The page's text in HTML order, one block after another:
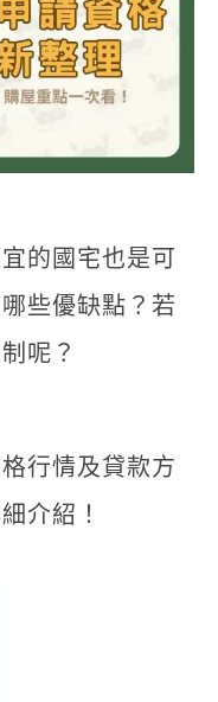
的國宅也是可
些優缺點？若
呢？
行情及貸款方
介紹！